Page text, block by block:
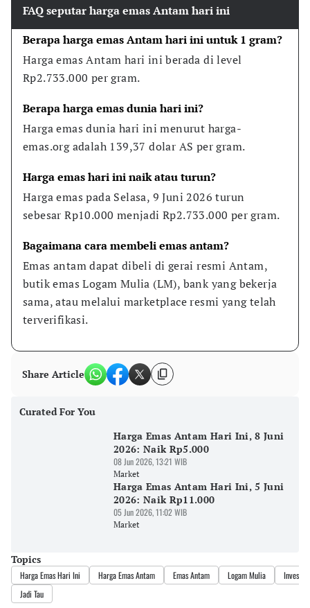
FAQ seputar harga emas Antam hari ini
Berapa harga emas Antam hari ini untuk 1 gram?
Harga emas Antam hari ini berada di level
Rp2.733.000 per gram.
Berapa harga emas dunia hari ini?
Harga emas dunia hari ini menurut harga-
emas.org adalah 139,37 dolar AS per gram.
Harga emas hari ini naik atau turun?
Harga emas pada Selasa, 9 Juni 2026 turun
sebesar Rp10.000 menjadi Rp2.733.000 per gram.
Bagaimana cara membeli emas antam?
Emas antam dapat dibeli di gerai resmi Antam,
butik emas Logam Mulia (LM), bank yang bekerja
sama, atau melalui marketplace resmi yang telah
terverifikasi.
Share Article
Curated For You
Harga Emas Antam Hari Ini, 8 Juni
2026: Naik Rp5.000
08 Jun 2026, 13:21 WIB
Market
Harga Emas Antam Hari Ini, 5 Juni
2026: Naik Rp11.000
05 Jun 2026, 11:02 WIB
Market
Topics
Harga Emas Hari Ini Harga Emas Antam Emas Antam Logam Mulia
Jadi Tau